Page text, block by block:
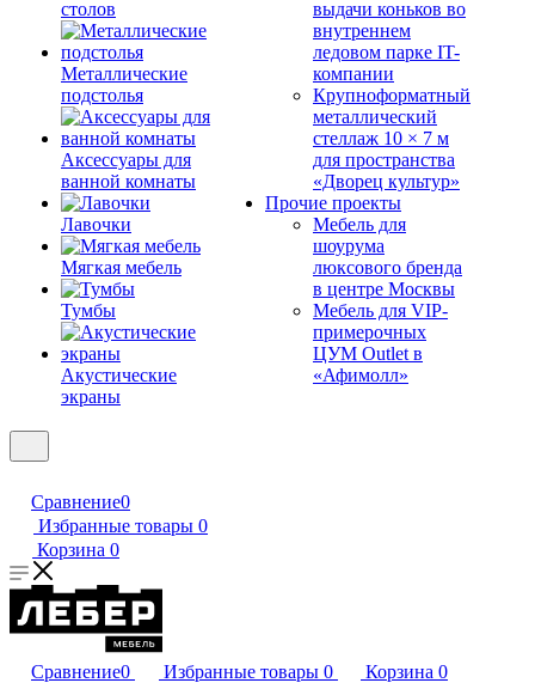
столов
Металлические
подстолья
Аксессуары для
ванной комнаты
Лавочки
Мягкая мебель
Тумбы
Акустические
экраны
выдачи коньков во
внутреннем
ледовом парке IT-
компании
Крупноформатный
металлический
стеллаж 10 × 7 м
для пространства
«Дворец культур»
Прочие проекты
Мебель для
шоурума
люксового бренда
в центре Москвы
Мебель для VIP-
примерочных
ЦУМ Outlet в
«Афимолл»
Сравнение0
Избранные товары 0
Корзина 0
Сравнение0 Избранные товары 0 Корзина 0